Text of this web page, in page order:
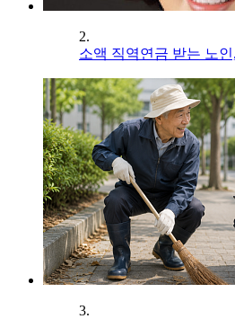
2.
소액 직역연금 받는 노
3.